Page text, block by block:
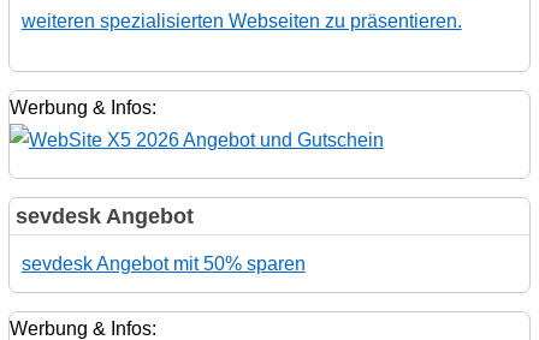
weiteren spezialisierten Webseiten zu präsentieren.
Werbung & Infos:
sevdesk Angebot
sevdesk Angebot mit 50% sparen
Werbung & Infos: